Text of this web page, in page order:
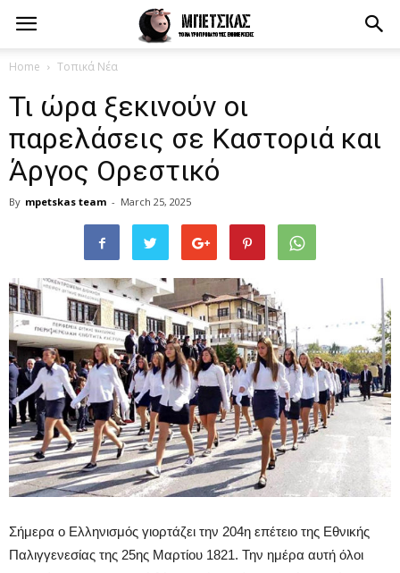
Home Τοπικά Νέα
Τι ώρα ξεκινούν οι
παρελάσεις σε Καστοριά και
Άργος Ορεστικό
By mpetskas team - March 25, 2025
Σήμερα ο Ελληνισμός γιορτάζει την 204η επέτειο της Εθνικής
Παλιγγενεσίας της 25ης Μαρτίου 1821. Την ημέρα αυτή όλοι